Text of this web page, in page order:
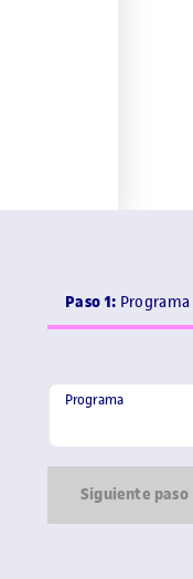
Paso 1: Programa
Programa
Programa
Siguiente paso